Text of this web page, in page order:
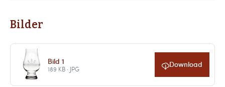
Bilder
Bild 1
189 KB · JPG Download